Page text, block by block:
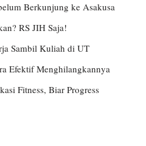
Berkunjung ke Asakusa
RS JIH Saja!
Sambil Kuliah di UT
Efektif Menghilangkannya
Fitness, Biar Progress